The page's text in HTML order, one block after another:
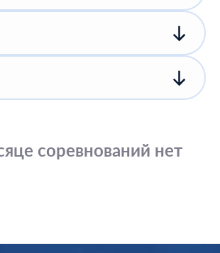
соревнований нет